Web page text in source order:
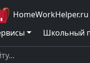
HomeWorkHelper.ru
Школьный